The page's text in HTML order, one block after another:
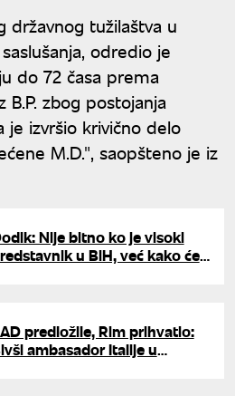
državnog tužilaštva u
odredio je
do 72 časa prema
B.P. zbog postojanja
je izvršio krivično delo
M.D.", saopšteno je iz
Nije bitno ko je visoki
u BiH, već kako će
predložile, Rim prihvatio:
ambasador Italije u